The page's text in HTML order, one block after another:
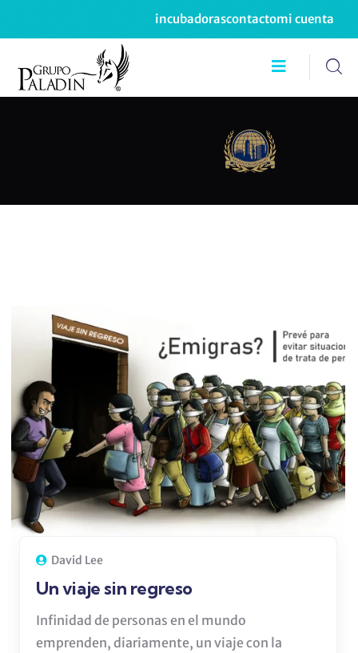
incubadorascontactomi cuenta
David Lee
Un viaje sin regreso
Infinidad de personas en el mundo
emprenden, diariamente, un viaje con la